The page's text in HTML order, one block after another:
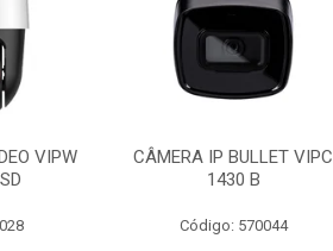
VIPW
CÂMERA IP BULLET VIPC
1430 B
Código: 570044